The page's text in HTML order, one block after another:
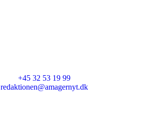
+45 32 53 19 99
redaktionen@amagernyt.dk